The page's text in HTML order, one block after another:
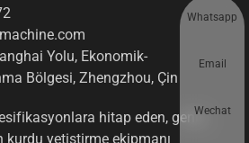
Yolu, Ekonomik-
Bölgesi, Zhengzhou, Çin
hitap eden, geniş
kurdu yetiştirme ekipmanı
Whatsapp
Email
Wechat